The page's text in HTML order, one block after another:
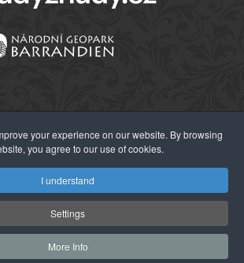
Západočeské muzeum v Plzni
Webdesign:Agionet s.r.o.
your experience on our website. By browsing
you agree to our use of cookies.
I understand
Settings
More Info